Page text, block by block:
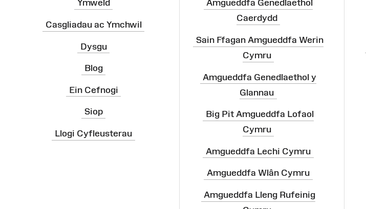
Ymweld
Casgliadau ac Ymchwil
Dysgu
Blog
Ein Cefnogi
Siop
Llogi Cyfleusterau
Amgueddfa Genedlaethol
Caerdydd
Sain Ffagan Amgueddfa Werin
Cymru
Amgueddfa Genedlaethol y
Glannau
Big Pit Amgueddfa Lofaol
Cymru
Amgueddfa Lechi Cymru
Amgueddfa Wlân Cymru
Amgueddfa Lleng Rufeinig